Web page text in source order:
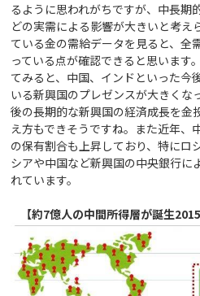
るように思われがちですが、中長期
どの実需による影響が大きいと考え
ている金の需給データを見ると、全
っている点が確認できると思います
てみると、中国、インドといった今
いる新興国のプレゼンスが大きくな
後の長期的な新興国の経済成長を金
え方もできそうですね。また近年、
の保有割合も上昇しており、特にロ
シアや中国など新興国の中央銀行に
れています。
【約7億人の中間所得層が誕生